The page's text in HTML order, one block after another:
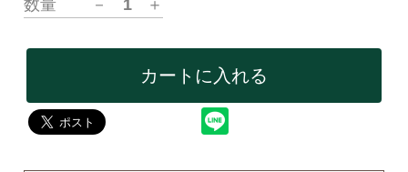
数量 － 1 ＋
カートに入れる